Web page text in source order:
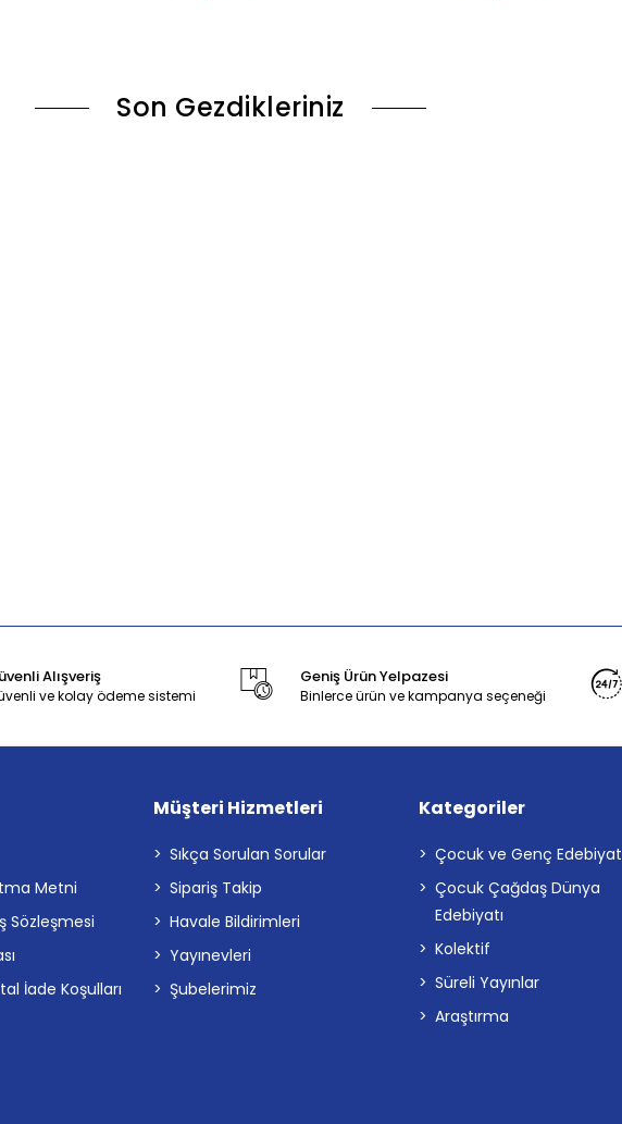
Son Gezdikleriniz
Alışveriş
ve kolay ödeme sistemi
Geniş Ürün Yelpazesi
Binlerce ürün ve kampanya seçeneği
Metni
Sözleşmesi
İade Koşulları
Müşteri Hizmetleri
Sıkça Sorulan Sorular
Sipariş Takip
Havale Bildirimleri
Yayınevleri
Şubelerimiz
Kategoriler
Çocuk ve Genç Edebiyat
Çocuk Çağdaş Dünya
Edebiyatı
Kolektif
Süreli Yayınlar
Araştırma